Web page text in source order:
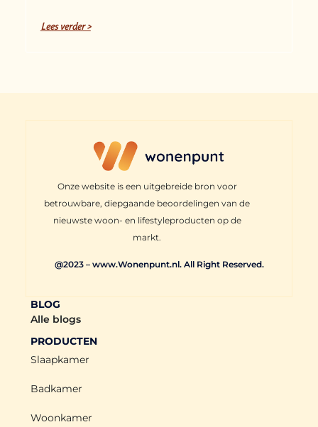
Lees verder >
Onze website is een uitgebreide bron voor
betrouwbare, diepgaande beoordelingen van de
nieuwste woon- en lifestyleproducten op de
markt.
@2023 – www.Wonenpunt.nl. All Right Reserved.
BLOG
Alle blogs
PRODUCTEN
Slaapkamer
Badkamer
Woonkamer